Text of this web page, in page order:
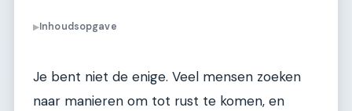
▶Inhoudsopgave
Je bent niet de enige. Veel mensen zoeken
naar manieren om tot rust te komen, en